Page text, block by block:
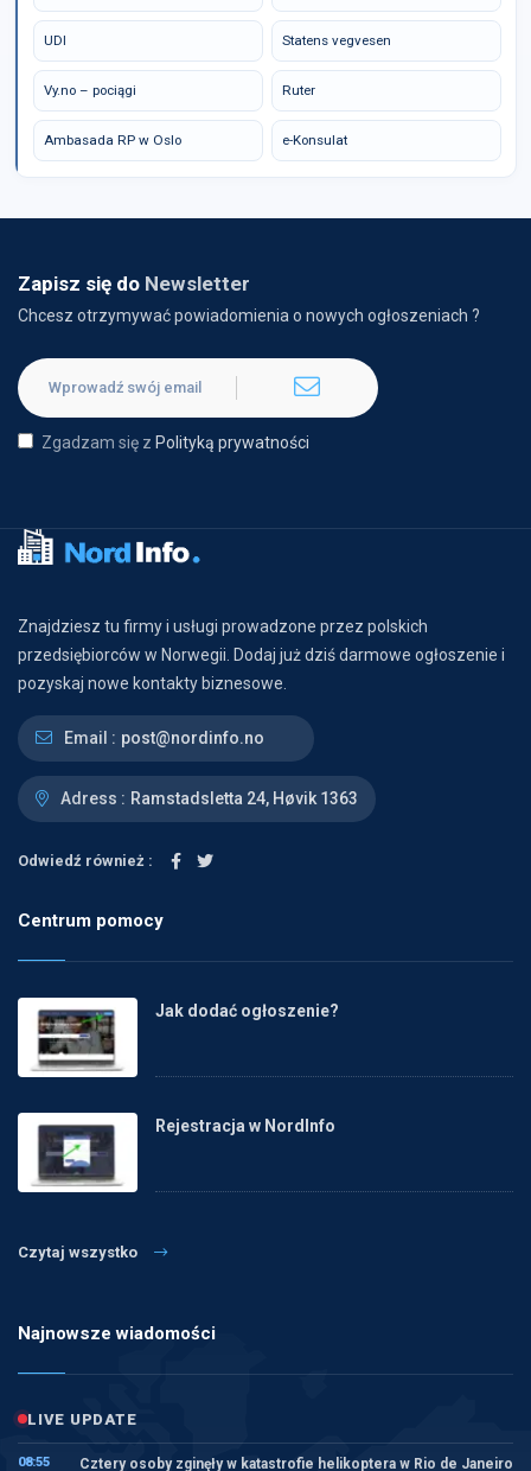
UDI Statens vegvesen
Vy.no – pociągi Ruter
Ambasada RP w Oslo e-Konsulat
Zapisz się do Newsletter
Chcesz otrzymywać powiadomienia o nowych ogłoszeniach ?
Zgadzam się z Polityką prywatności
Znajdziesz tu firmy i usługi prowadzone przez polskich
przedsiębiorców w Norwegii. Dodaj już dziś darmowe ogłoszenie i
pozyskaj nowe kontakty biznesowe.
Email : post@nordinfo.no
Adress : Ramstadsletta 24, Høvik 1363
Odwiedź również :
Centrum pomocy
Jak dodać ogłoszenie?
Rejestracja w NordInfo
Czytaj wszystko
Najnowsze wiadomości
LIVE UPDATE
08:55 Cztery osoby zginęły w katastrofie helikoptera w Rio de Janeiro